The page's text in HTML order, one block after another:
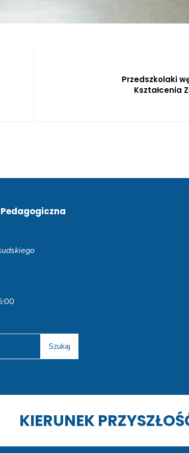
Przedszkolaki
Kształcenia
Szukaj
KIERUNEK